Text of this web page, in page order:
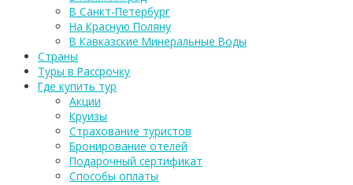
В Санкт-Петербург
На Красную Поляну
В Кавказские Минеральные Воды
Страны
Туры в Рассрочку
Где купить тур
Акции
Круизы
Страхование туристов
Бронирование отелей
Подарочный сертификат
Способы оплаты